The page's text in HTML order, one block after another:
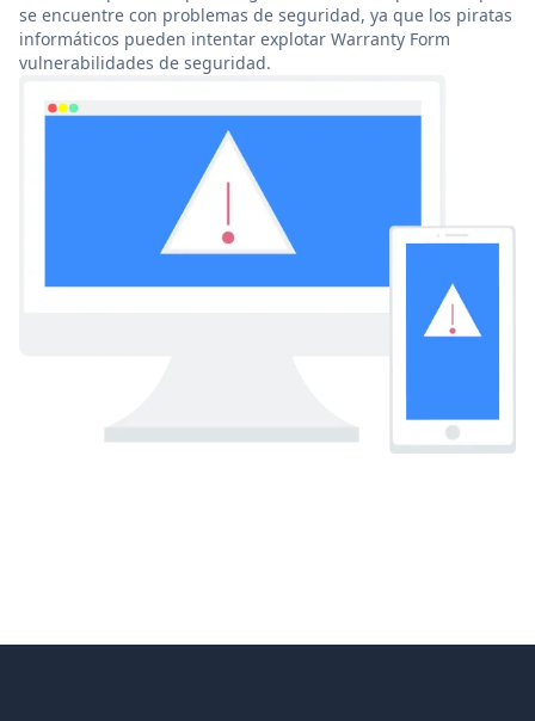
se encuentre con problemas de seguridad, ya que los piratas
informáticos pueden intentar explotar Warranty Form
vulnerabilidades de seguridad.